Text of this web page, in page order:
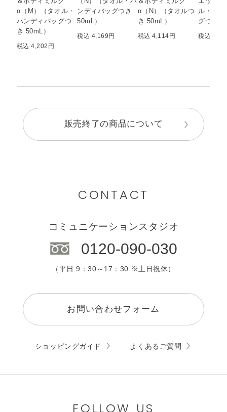
α（M）（タオル・
ハンディバッグつ
き 50mL）
税込 4,202円
ンディバッグつき
50mL）
税込 4,169円
α（N）（タオルつ
き 50mL）
税込 4,114円
ル・ハ
グつき
税込
販売終了の商品について
CONTACT
コミュニケーションスタジオ
0120-090-030
（平日 9：30～17：30 ※土日祝休）
お問い合わせフォーム
ショッピングガイド よくあるご質問
FOLLOW US